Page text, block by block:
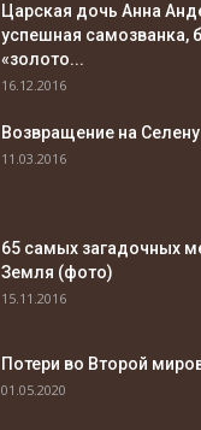
Царская дочь Анна
успешная самозванка,
«золото...
16.12.2016
Возвращение на Селену
11.03.2016
65 самых загадочных
Земля (фото)
15.11.2016
Потери во Второй
01.05.2020